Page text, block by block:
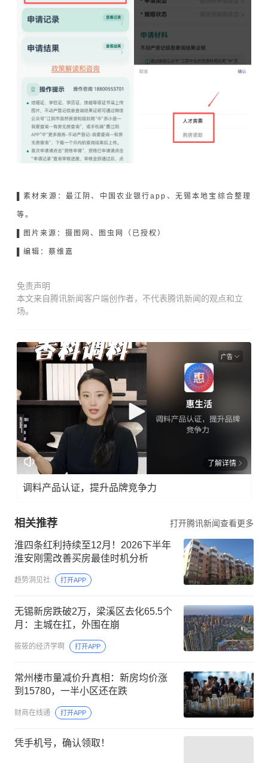
▌素材来源：最江阴、中国农业银行app 、 无锡本地宝综合整理
等。
▌图片来源：摄图网、图虫网（已授权）
▌编辑：蔡维嘉
免责声明
本文来自腾讯新闻客户端创作者，不代表腾讯新闻的观点和立
场。
广告
了解详情
调料产品认证，提升品牌竞争力
相关推荐 打开腾讯新闻查看更多
淮四条红利持续至12月！2026下半年
淮安刚需改善买房最佳时机分析
趋势洞见社 打开APP
无锡新房跌破2万，梁溪区去化65.5个
月：主城在扛，外围在崩
筱筱的经济学啊 打开APP
常州楼市量减价升真相：新房均价涨
到15780，一半小区还在跌
财商在线通 打开APP
凭手机号，确认领取！